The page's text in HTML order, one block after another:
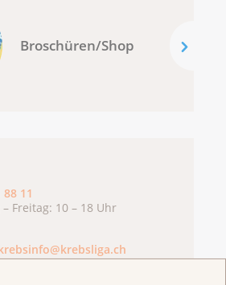
Broschüren/Shop
88 11
Freitag: 10 – 18 Uhr